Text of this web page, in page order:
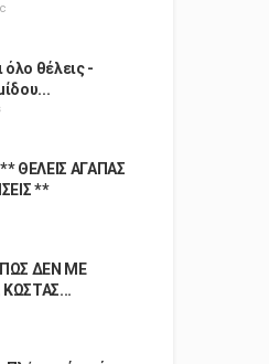
όλο θέλεις -
ΘΕΛΕΙΣ ΑΓΑΠΑΣ
**
ΔΕΝ ΜΕ
ΚΩΣΤΑΣ...